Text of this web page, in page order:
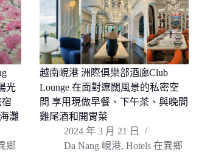
光
灘
鄉
越南峴港 洲際俱樂部酒廊Club
Lounge 在面對遼闊風景的私密空
間 享用現做早餐、下午茶、與晚間
雞尾酒和開胃菜
2024 年 3 月 21 日
Da Nang 峴港, Hotels 在異鄉